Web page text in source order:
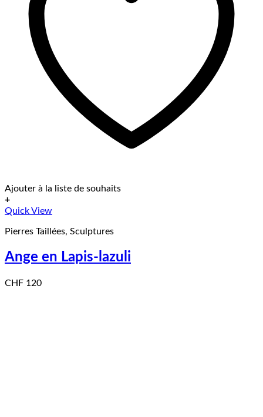
Ajouter à la liste de souhaits
+
Quick View
Pierres Taillées, Sculptures
Ange en Lapis-lazuli
CHF 120